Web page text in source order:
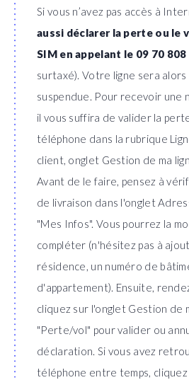
Si vous n’avez pas accès à
aussi déclarer la perte ou le
SIM en appelant le 09 70 808
surtaxé). Votre ligne sera
suspendue. Pour recevoir une
il vous suffira de valider la
téléphone dans la rubrique
client, onglet Gestion de ma
Avant de le faire, pensez à
de livraison dans l'onglet
"Mes Infos". Vous pourrez la
compléter (n'hésitez pas à
résidence, un numéro de
d'appartement). Ensuite,
cliquez sur l'onglet Gestion de
"Perte/vol" pour valider ou
déclaration. Si vous avez
téléphone entre temps, cliquez